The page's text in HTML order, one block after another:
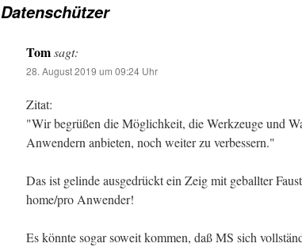
Datenschützer
Tomsagt:
28. August 2019 um 09:24 Uhr
Zitat:
"Wir begrüßen die Möglichkeit, die Werkzeuge und
Anwendern anbieten, noch weiter zu verbessern."
Das ist gelinde ausgedrückt ein Zeig mit geballter
home/pro Anwender!
Es könnte sogar soweit kommen, daß MS sich